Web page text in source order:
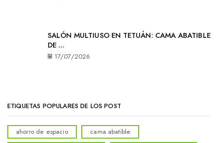
SALÓN MULTIUSO EN TETUÁN: CAMA ABATIBLE
DE ...
17/07/2026
ETIQUETAS POPULARES DE LOS POST
ahorro de espacio
cama abatible